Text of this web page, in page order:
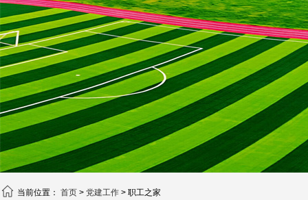
当前位置： 首页 > 党建工作 > 职工之家